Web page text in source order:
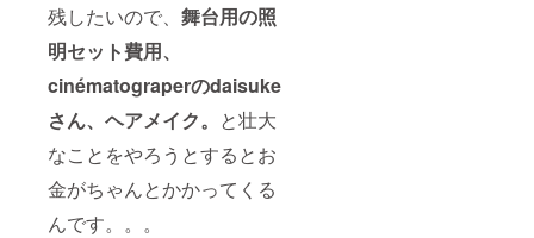
残したいので、 舞台用の照
明セット費用、
cinématograperのdaisuke
さん、ヘアメイク。 と壮大
なことをやろうとするとお
金がちゃんとかかってくる
んです。。。